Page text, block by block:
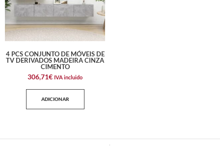
4 PCS CONJUNTO DE MÓVEIS DE
TV DERIVADOS MADEIRA CINZA
CIMENTO
306,71€ IVA incluido
ADICIONAR